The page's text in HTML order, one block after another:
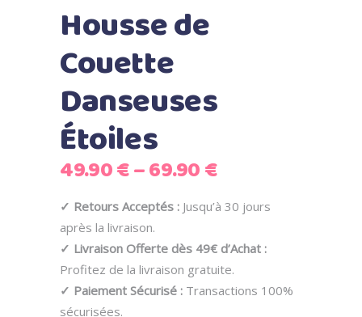
Housse de
Couette
Danseuses
Étoiles
49.90€–69.90€
✓ Retours Acceptés : Jusqu’à 30 jours
après la livraison.
✓ Livraison Offerte dès 49€ d’Achat :
Profitez de la livraison gratuite.
✓ Paiement Sécurisé : Transactions 100%
sécurisées.